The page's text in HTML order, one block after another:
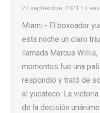
24 septiembre, 2021
Miami.- El boxeador
esta noche un claro
llamada Marcus
momentos fue una
respondió y trató de
al yucateco. La
de la decisión unánime